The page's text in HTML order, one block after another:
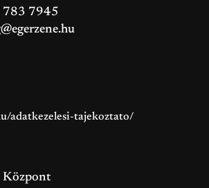
783 7945
adatkezelesi-tajekoztato/
Központ